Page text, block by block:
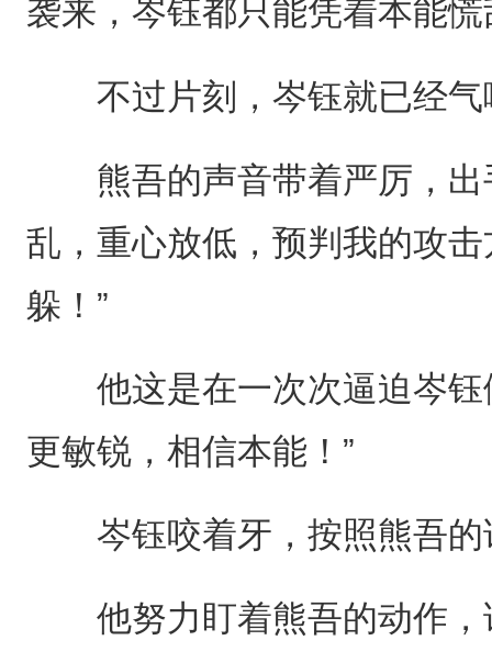
袭来，岑钰都只能凭着本能
不过片刻，岑钰就已经气
熊吾的声音带着严厉，出
乱，重心放低，预判我的攻
躲！”
他这是在一次次逼迫岑钰
更敏锐，相信本能！”
岑钰咬着牙，按照熊吾的
他努力盯着熊吾的动作，